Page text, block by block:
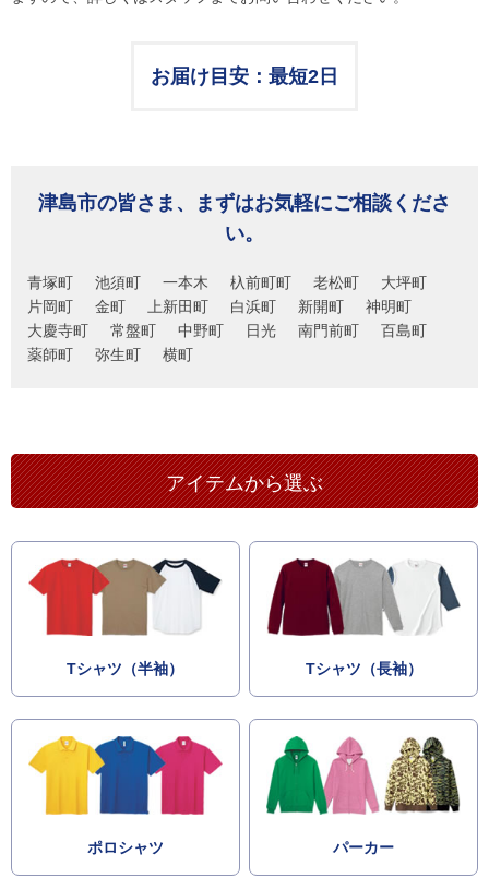
お届け目安：最短2日
津島市の皆さま、まずはお気軽にご相談くださ
い。
青塚町 池須町 一本木 杁前町町 老松町
大坪町
片岡町
金町 上新田町 白浜町 新開町
神明町
大慶寺町
常盤町 中野町 日光 南門前町
百島町
薬師町
弥生町 横町
アイテムから選ぶ
Tシャツ（半袖） Tシャツ（長袖）
ポロシャツ パーカー